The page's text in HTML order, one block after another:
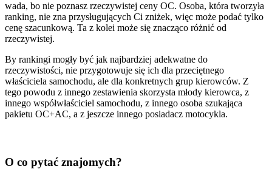
wada, bo nie poznasz rzeczywistej ceny OC. Osoba, która tworzyła
ranking, nie zna przysługujących Ci zniżek, więc może podać tylko
cenę szacunkową. Ta z kolei może się znacząco różnić od
rzeczywistej.
By rankingi mogły być jak najbardziej adekwatne do
rzeczywistości, nie przygotowuje się ich dla przeciętnego
właściciela samochodu, ale dla konkretnych grup kierowców. Z
tego powodu z innego zestawienia skorzysta młody kierowca, z
innego współwłaściciel samochodu, z innego osoba szukająca
pakietu OC+AC, a z jeszcze innego posiadacz motocykla.
O co pytać znajomych?